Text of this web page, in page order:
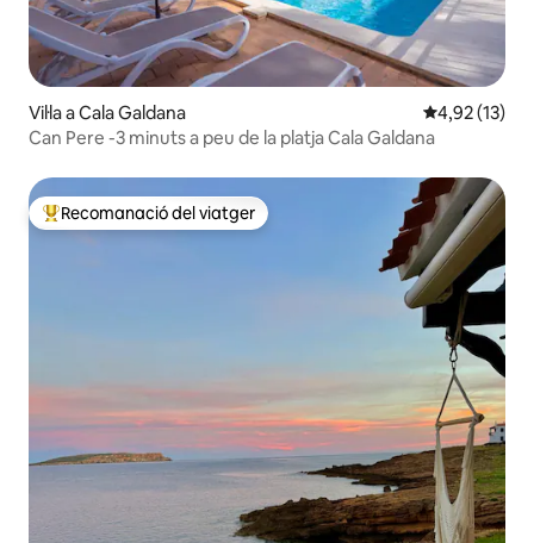
Vil·la a Cala Galdana 4,92 de
4,92 (13)
Can Pere -3 minuts a peu de la platja Cala Galdana
Principals recomanacions dels viatgers
Recomanació del viatger